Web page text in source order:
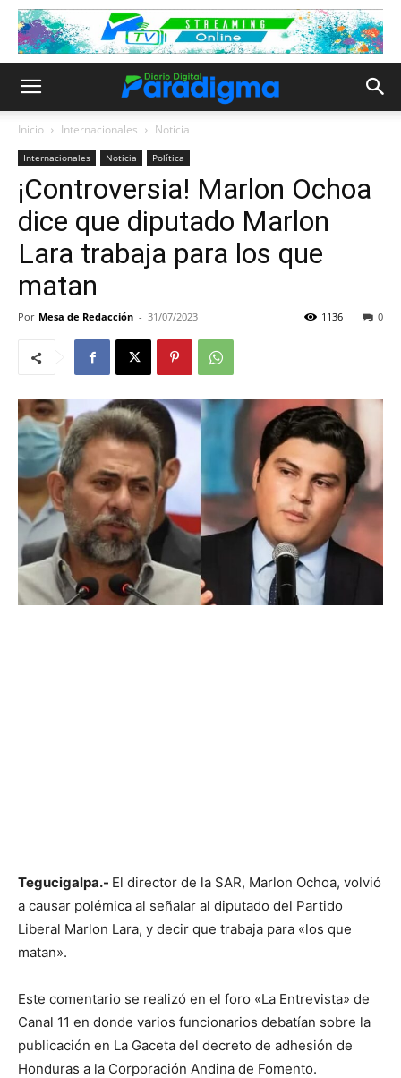
Inicio Internacionales Noticia
Internacionales Noticia Política
¡Controversia! Marlon Ochoa
dice que diputado Marlon
Lara trabaja para los que
matan
Por Mesa de Redacción - 31/07/2023 0
1136
Tegucigalpa.- El director de la SAR, Marlon Ochoa, volvió
a causar polémica al señalar al diputado del Partido
Liberal Marlon Lara, y decir que trabaja para «los que
matan».
Este comentario se realizó en el foro «La Entrevista» de
Canal 11 en donde varios funcionarios debatían sobre la
publicación en La Gaceta del decreto de adhesión de
Honduras a la Corporación Andina de Fomento.